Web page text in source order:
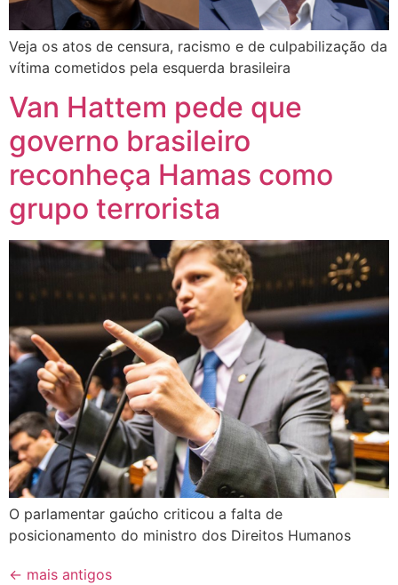
Veja os atos de censura, racismo e de culpabilização da
vítima cometidos pela esquerda brasileira
Van Hattem pede que
governo brasileiro
reconheça Hamas como
grupo terrorista
O parlamentar gaúcho criticou a falta de
posicionamento do ministro dos Direitos Humanos
← mais antigos